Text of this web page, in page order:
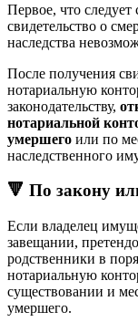
Первое, что следует
свидетельство о
наследства
После получения
нотариальную
законодательству,
нотариальной
умершего или по
наследственного
🔻 По закону
Если владелец
завещании,
родственники в
нотариальную
существовании и
умершего.